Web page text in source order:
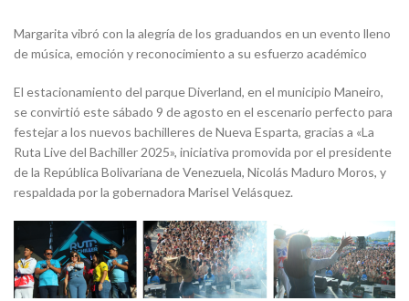
Margarita vibró con la alegría de los graduandos en un evento lleno
de música, emoción y reconocimiento a su esfuerzo académico
El estacionamiento del parque Diverland, en el municipio Maneiro,
se convirtió este sábado 9 de agosto en el escenario perfecto para
festejar a los nuevos bachilleres de Nueva Esparta, gracias a «La
Ruta Live del Bachiller 2025», iniciativa promovida por el presidente
de la República Bolivariana de Venezuela, Nicolás Maduro Moros, y
respaldada por la gobernadora Marisel Velásquez.